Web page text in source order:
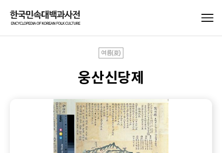
여름(夏)
웅산신당제